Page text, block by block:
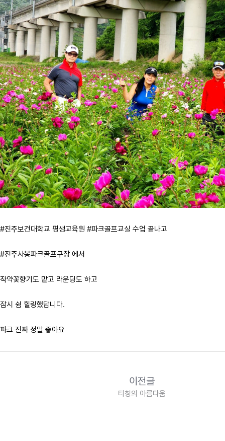
#진주보건대학교 평생교육원 #파크골프교실 수업 끝나고
#진주사봉파크골프구장 에서
작약꽃향기도 맡고 라운딩도 하고
잠시 쉼 힐링했답니다.
파크 진짜 정말 좋아요
이전글
티칭의 아름다움